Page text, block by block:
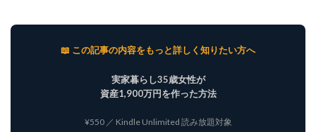
📖 この記事の内容をもっと詳しく知りたい方へ
実家暮らし35歳女性が
資産1,900万円を作った方法
¥550 ／ Kindle Unlimited 読み放題対象